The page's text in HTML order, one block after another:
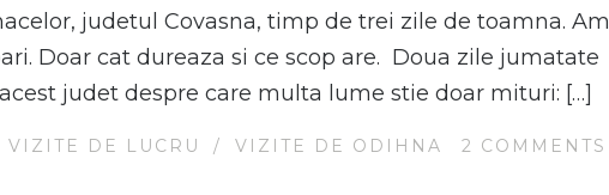
judetul Covasna, timp de trei zile de toamna. Am
Doar cat dureaza si ce scop are. Doua zile jumatate
judet despre care multa lume stie doar mituri: […]
VIZITE DE LUCRU / VIZITE DE ODIHNA 2 COMMENTS